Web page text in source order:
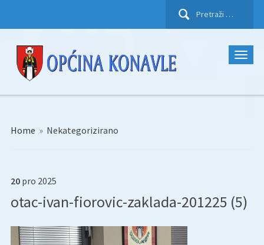
Pretraži:
Home » Nekategorizirano
20 pro 2025
otac-ivan-fiorovic-zaklada-201225 (5)